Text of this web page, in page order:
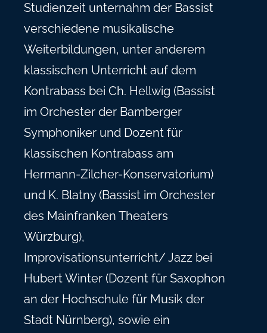
Studienzeit unternahm der Bassist
verschiedene musikalische
Weiterbildungen, unter anderem
klassischen Unterricht auf dem
Kontrabass bei Ch. Hellwig (Bassist
im Orchester der Bamberger
Symphoniker und Dozent für
klassischen Kontrabass am
Hermann-Zilcher-Konservatorium)
und K. Blatny (Bassist im Orchester
des Mainfranken Theaters
Würzburg),
Improvisationsunterricht/ Jazz bei
Hubert Winter (Dozent für Saxophon
an der Hochschule für Musik der
Stadt Nürnberg), sowie ein